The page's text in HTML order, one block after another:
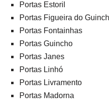
Portas Estoril
Portas Figueira do
Portas Fontainhas
Portas Guincho
Portas Janes
Portas Linhó
Portas Livramento
Portas Madorna